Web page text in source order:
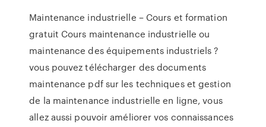
Maintenance industrielle – Cours et formation
gratuit Cours maintenance industrielle ou
maintenance des équipements industriels ?
vous pouvez télécharger des documents
maintenance pdf sur les techniques et gestion
de la maintenance industrielle en ligne, vous
allez aussi pouvoir améliorer vos connaissances